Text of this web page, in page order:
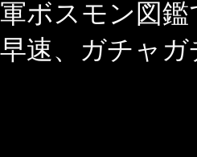
軍ボスモン図
早速、ガチャ